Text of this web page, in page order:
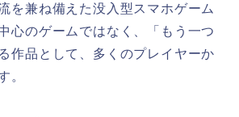
を兼ね備えた没入型スマホゲーム
心のゲームではなく、「もう一つ
作品として、多くのプレイヤーか
。